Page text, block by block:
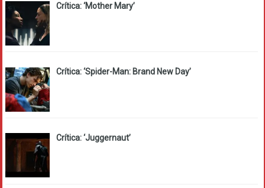
Crítica: ‘Mother Mary’
Crítica: ‘Spider-Man: Brand New Day’
Crítica: ‘Juggernaut’